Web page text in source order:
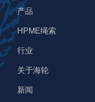
产品
HPME绳索
行业
关于海轮
新闻